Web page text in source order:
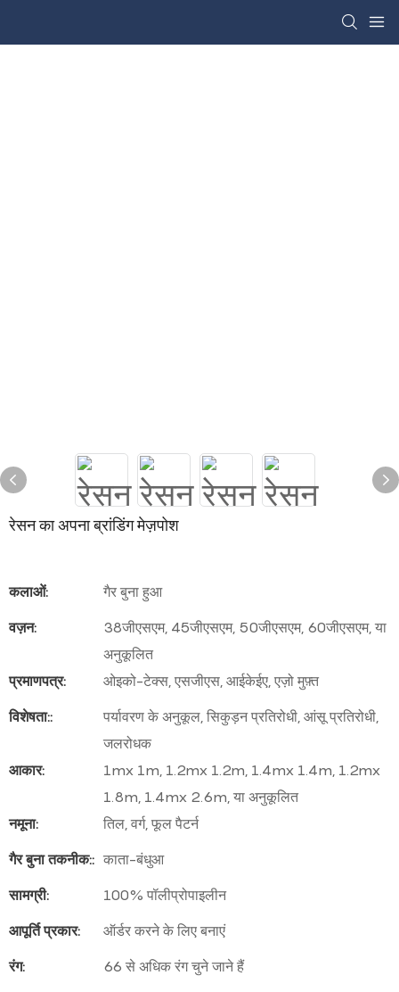
रेसन का अपना ब्रांडिंग मेज़पोश
कलाओं:
गैर बुना हुआ
वज़न:
38जीएसएम, 45जीएसएम, 50जीएसएम, 60जीएसएम, या
अनुकूलित
प्रमाणपत्र:
ओइको-टेक्स, एसजीएस, आईकेईए, एज़ो मुफ़्त
विशेषता::
पर्यावरण के अनुकूल, सिकुड़न प्रतिरोधी, आंसू प्रतिरोधी,
जलरोधक
आकार:
1mx 1m, 1.2mx 1.2m, 1.4mx 1.4m, 1.2mx
1.8m, 1.4mx 2.6m, या अनुकूलित
नमूना:
तिल, वर्ग, फूल पैटर्न
गैर बुना तकनीक:: काता-बंधुआ
सामग्री:
100% पॉलीप्रोपाइलीन
आपूर्ति प्रकार:
ऑर्डर करने के लिए बनाएं
रंग:
66 से अधिक रंग चुने जाने हैं